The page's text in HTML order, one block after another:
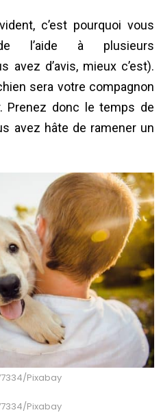
c’est pourquoi vous
l’aide à plusieurs
avez d’avis, mieux c’est).
sera votre compagnon
Prenez donc le temps de
avez hâte de ramener un
Pixabay
Pixabay